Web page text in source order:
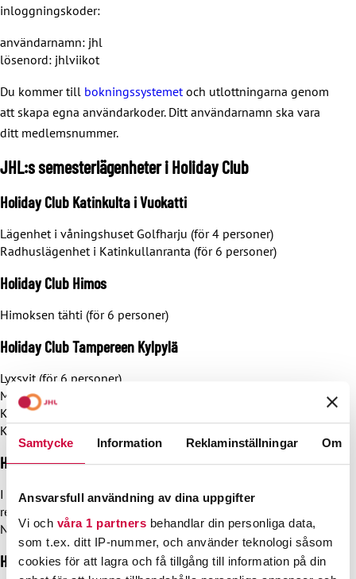
Samtycke Information Reklaminställningar Om
Ansvarsfull användning av dina uppgifter
Vi och våra 1 partners behandlar din personliga data,
som t.ex. ditt IP-nummer, och använder teknologi såsom
cookies för att lagra och få tillgång till information på din
inloggningskoder:
användarnamn: jhl
lösenord: jhlviikot
Du kommer till bokningssystemet och utlottningarna genom
att skapa egna användarkoder. Ditt användarnamn ska vara
ditt medlemsnummer.
JHL:s semesterlägenheter i Holiday Club
Holiday Club Katinkulta i Vuokatti
Lägenhet i våningshuset Golfharju (för 4 personer)
Radhuslägenhet i Katinkullanranta (för 6 personer)
Holiday Club Himos
Himoksen tähti (för 6 personer)
Holiday Club Tampereen Kylpylä
Lyxsvit (för 6 personer)
Ministudio (för 4 personer)
Kimallus (för 4 personer)
Kimallus (för 6 personer)
Holiday Club Naantalin Kylpylä
I Nådendal har JHL tillgång till Studio Naantali
residence (för 4 personer)
Naantali residence 2 sovrum (för 6 personer)
Holiday Club Saimaa-spa i Villmanstrand